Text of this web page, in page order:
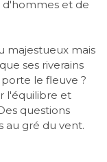
d'hommes et de
majestueux mais
ses riverains
le fleuve ?
l'équilibre et
questions
au gré du vent.